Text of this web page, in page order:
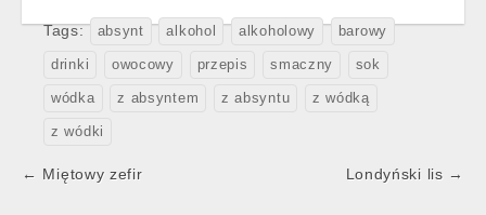
Tags: absynt alkohol alkoholowy barowy
drinki owocowy przepis smaczny sok
wódka z absyntem z absyntu z wódką
z wódki
Post
← Miętowy zefir Londyński lis →